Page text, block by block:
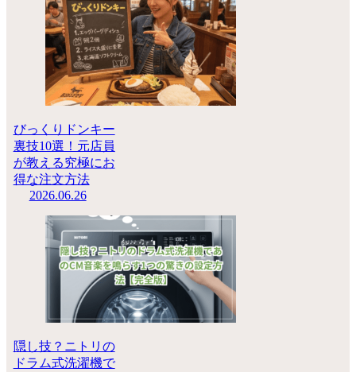
びっくりドンキー
裏技10選！元店員
が教える究極にお
得な注文方法
2026.06.26
隠し技？ニトリの
ドラム式洗濯機で